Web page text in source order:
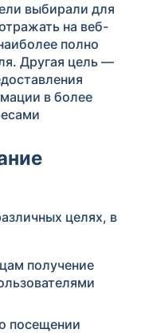
выбирали для
на веб-
полно
Другая цель —
в более
целях, в
получение
посещении